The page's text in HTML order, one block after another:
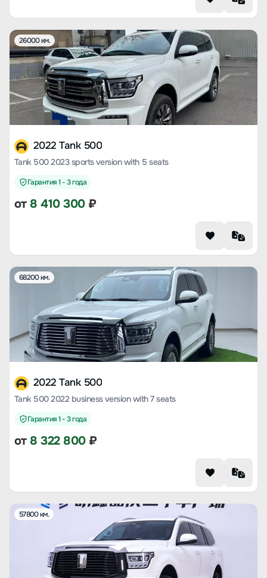
26000 км.
2022 Tank 500
Tank 500 2023 sports version with 5 seats
Гарантия 1 - 3 года
от 8 410 300₽
68200 км.
2022 Tank 500
Tank 500 2022 business version with 7 seats
Гарантия 1 - 3 года
от 8 322 800₽
57800 км.